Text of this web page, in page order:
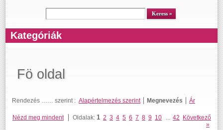
Kategóriák
Fö oldal
Rendezés …… szerint : Alapértelmezés szerint Megnevezés Ár
Nézd meg mindent Oldalak: 1 2 3 4 5 6 7 8 9 10 ... 42
Következő
»